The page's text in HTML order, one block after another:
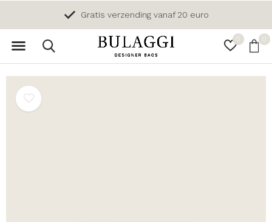
0 0
Gratis verzending vanaf 20 euro